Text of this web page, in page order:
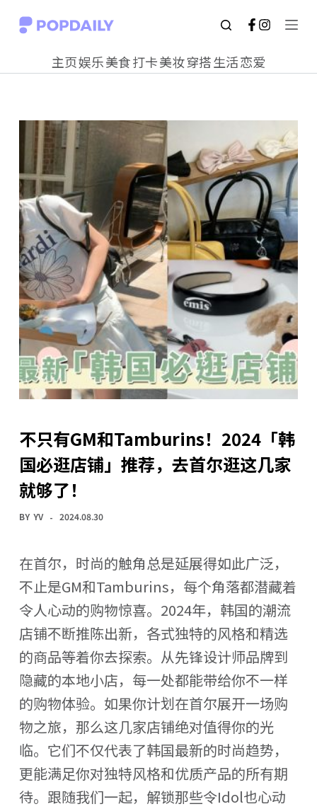
S
o
n
t
e
n
t
主页娱乐美食打卡美妆穿搭生活恋爱
不只有GM和Tamburins！2024「韩
国必逛店铺」推荐，去首尔逛这几家
就够了！
BY YV 2024.08.30
在首尔，时尚的触角总是延展得如此广泛，
不止是GM和Tamburins，每个角落都潜藏着
令人心动的购物惊喜。2024年，韩国的潮流
店铺不断推陈出新，各式独特的风格和精选
的商品等着你去探索。从先锋设计师品牌到
隐藏的本地小店，每一处都能带给你不一样
的购物体验。如果你计划在首尔展开一场购
物之旅，那么这几家店铺绝对值得你的光
临。它们不仅代表了韩国最新的时尚趋势，
更能满足你对独特风格和优质产品的所有期
待。跟随我们一起，解锁那些令Idol也心动